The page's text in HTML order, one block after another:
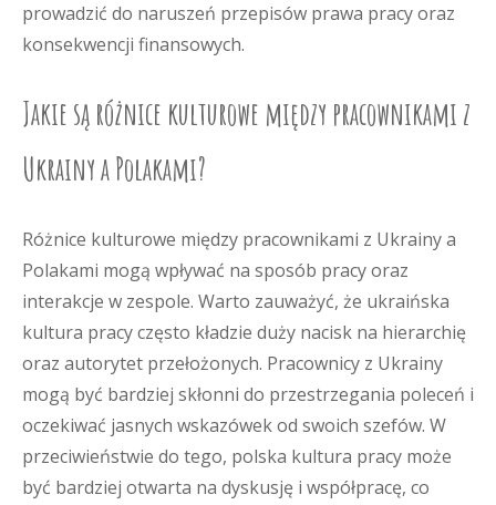
prowadzić do naruszeń przepisów prawa pracy oraz
konsekwencji finansowych.
Jakie są różnice kulturowe między pracownikami z
Ukrainy a Polakami?
Różnice kulturowe między pracownikami z Ukrainy a
Polakami mogą wpływać na sposób pracy oraz
interakcje w zespole. Warto zauważyć, że ukraińska
kultura pracy często kładzie duży nacisk na hierarchię
oraz autorytet przełożonych. Pracownicy z Ukrainy
mogą być bardziej skłonni do przestrzegania poleceń i
oczekiwać jasnych wskazówek od swoich szefów. W
przeciwieństwie do tego, polska kultura pracy może
być bardziej otwarta na dyskusję i współpracę, co